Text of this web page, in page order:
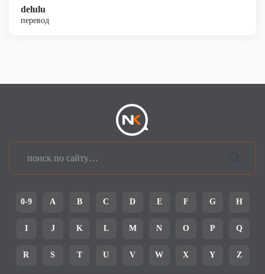
delulu
перевод
0-9 A B C D E F G H
I J K L M N O P Q
R S T U V W X Y Z